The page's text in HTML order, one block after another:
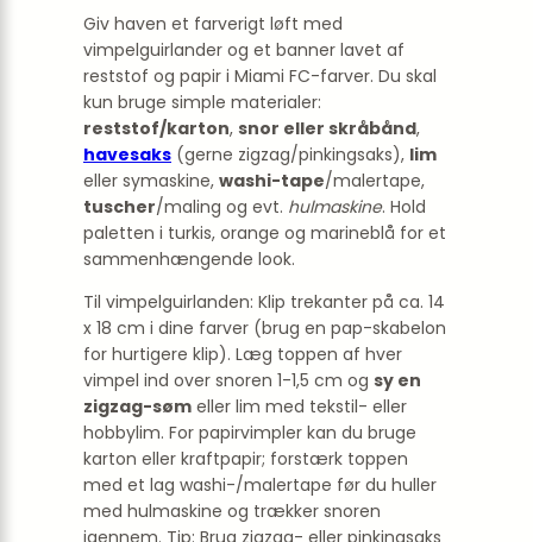
Giv haven et farverigt løft med
vimpelguirlander og et banner lavet af
reststof og papir i Miami FC-farver. Du skal
kun bruge simple materialer:
reststof/karton, snor eller skråbånd,
havesaks (gerne zigzag/pinkingsaks), lim
eller symaskine, washi-tape/malertape,
tuscher/maling og evt. hulmaskine. Hold
paletten i turkis, orange og marineblå for et
sammenhængende look.
Til vimpelguirlanden: Klip trekanter på ca. 14
x 18 cm i dine farver (brug en pap-skabelon
for hurtigere klip). Læg toppen af hver
vimpel ind over snoren 1-1,5 cm og sy en
zigzag-søm eller lim med tekstil- eller
hobbylim. For papirvimpler kan du bruge
karton eller kraftpapir; forstærk toppen
med et lag washi-/malertape før du huller
med hulmaskine og trækker snoren